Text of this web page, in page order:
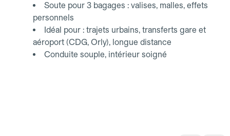
Soute pour 3 bagages : valises, malles, effets
personnels
Idéal pour : trajets urbains, transferts gare et
aéroport (CDG, Orly), longue distance
Conduite souple, intérieur soigné